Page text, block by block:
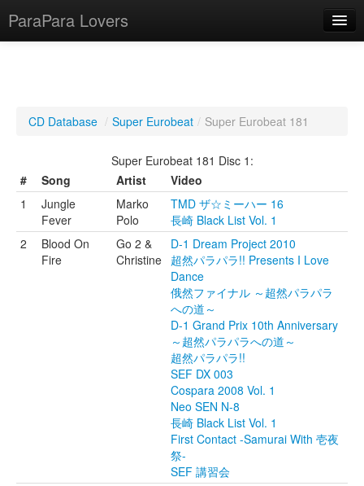
ParaPara Lovers
TechPara Video Database
CD Database
Lesson Database
CD Database / Super Eurobeat / Super Eurobeat 181
Super Eurobeat 181 Disc 1:
#
Song Artist
Video
1
Jungle
Fever
Marko
Polo
TMD ザ☆ミーハー 16
長崎 Black List Vol. 1
2
Blood On
Fire
Go 2 &
Christine
D-1 Dream Project 2010
超然パラパラ!! Presents I Love
Dance
俄然ファイナル ～超然パラパラ
への道～
D-1 Grand Prix 10th Anniversary
～超然パラパラへの道～
超然パラパラ!!
SEF DX 003
Cospara 2008 Vol. 1
Neo SEN N-8
長崎 Black List Vol. 1
First Contact -Samurai With 壱夜
祭-
SEF 講習会